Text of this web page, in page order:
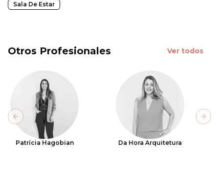
Sala De Estar
Otros Profesionales Ver todos
Patrícia Hagobian Da Hora Arquitetura
Previous slide